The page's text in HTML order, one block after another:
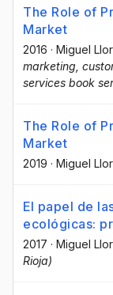
The Role of
Market
2016 · Miguel
marketing,
services book
The Role of
Market
2019 · Miguel
El papel de
ecológicas:
2017 · Miguel
Rioja)